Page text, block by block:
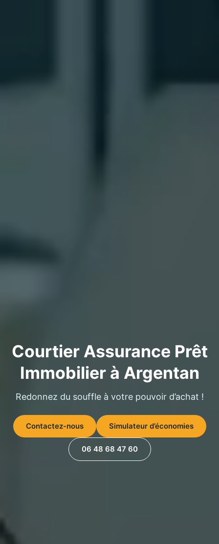
Courtier Assurance Prêt
Immobilier à Argentan
Redonnez du souffle à votre pouvoir d’achat !
Contactez-nous Simulateur d’économies
06 48 68 47 60